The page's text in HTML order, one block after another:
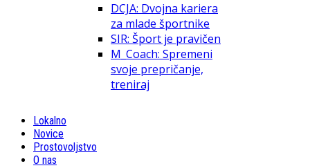
DCJA: Dvojna kariera
za mlade športnike
SIR: Šport je pravičen
M_Coach: Spremeni
svoje prepričanje,
treniraj
Lokalno
Novice
Prostovoljstvo
O nas